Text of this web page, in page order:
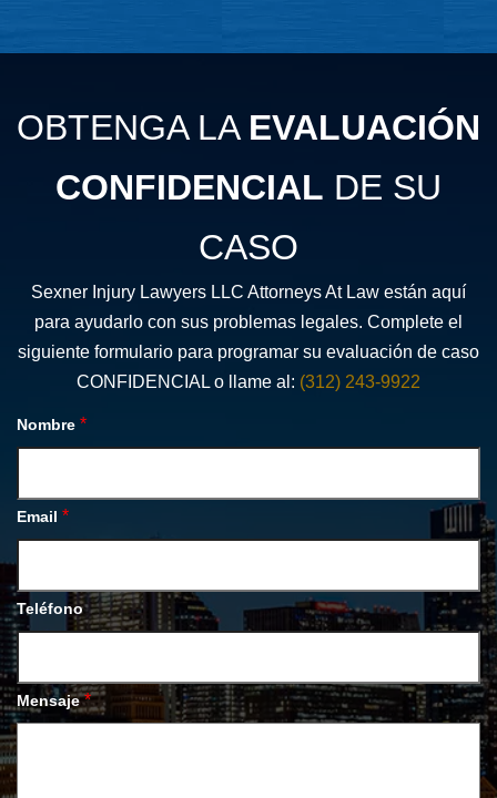
OBTENGA LA EVALUACIÓN
CONFIDENCIAL DE SU
CASO
Sexner Injury Lawyers LLC Attorneys At Law están aquí
para ayudarlo con sus problemas legales. Complete el
siguiente formulario para programar su evaluación de caso
CONFIDENCIAL o llame al: (312) 243-9922
Nombre *
Email *
Teléfono
Mensaje *